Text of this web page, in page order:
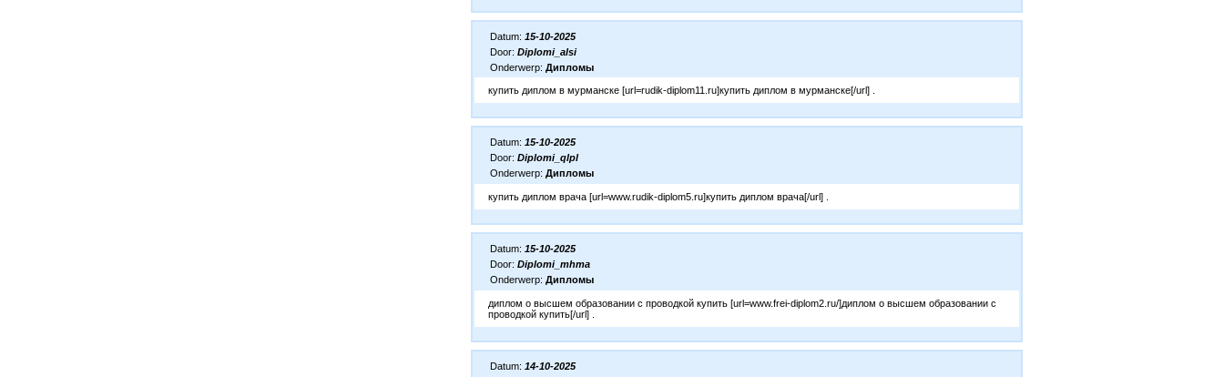
Datum: 15-10-2025
Door: Diplomi_alsi
Onderwerp: Дипломы
купить диплом в мурманске [url=rudik-diplom11.ru]купить диплом в мурманске[/url] .
Datum: 15-10-2025
Door: Diplomi_qlpl
Onderwerp: Дипломы
купить диплом врача [url=www.rudik-diplom5.ru]купить диплом врача[/url] .
Datum: 15-10-2025
Door: Diplomi_mhma
Onderwerp: Дипломы
диплом о высшем образовании с проводкой купить [url=www.frei-diplom2.ru/]диплом о высшем образовании с
проводкой купить[/url] .
Datum: 14-10-2025